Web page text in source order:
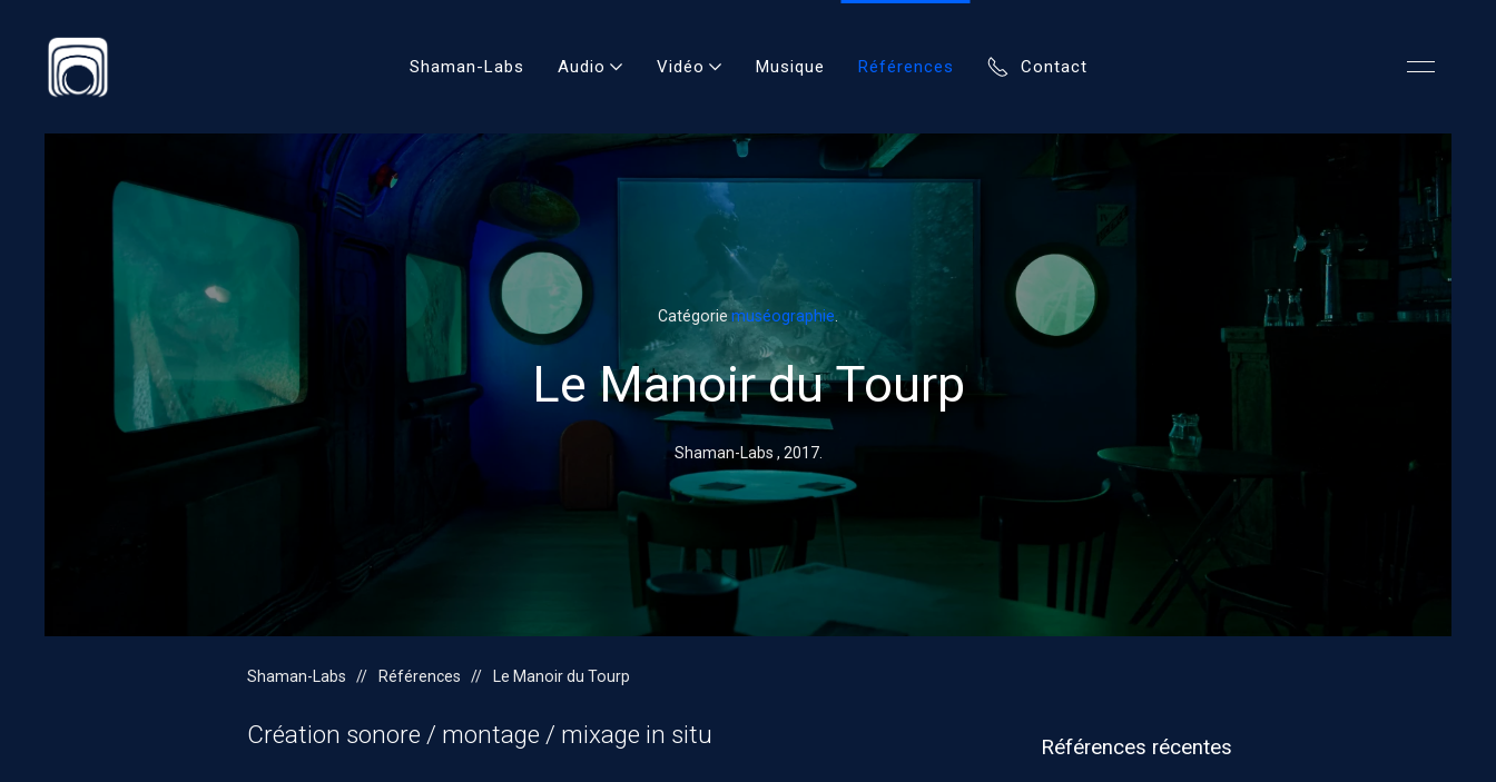
Shaman-Labs Audio Vidéo Musique Références Contact
Catégorie muséographie
Le Manoir du Tourp
Shaman-Labs , 2017.
Shaman-Labs Références Le Manoir du Tourp
Création sonore / montage / mixage in situ Références récentes